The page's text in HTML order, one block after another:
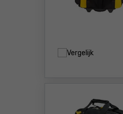
Vergelijk